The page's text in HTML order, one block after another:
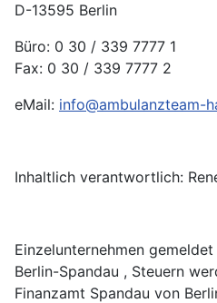
D-13595 Berlin
Büro: 0 30 / 339 7777 1
Fax: 0 30 / 339 7777 2
eMail: info@ambulanzteam-
Inhaltlich verantwortlich:
Einzelunternehmen
Berlin-Spandau , Steuern
Finanzamt Spandau von